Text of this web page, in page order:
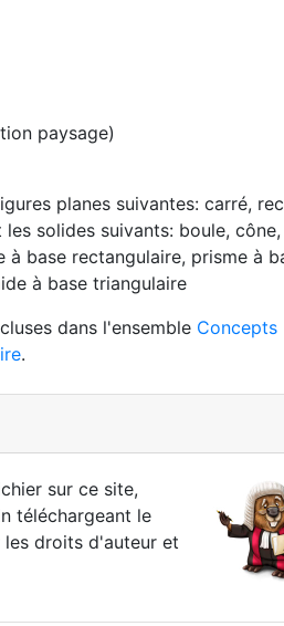
paysage)
planes suivantes: carré,
solides suivants: boule, cône,
base rectangulaire, prisme à
à base triangulaire
dans l'ensemble Concepts
.
sur ce site,
téléchargeant le
les droits d'auteur et